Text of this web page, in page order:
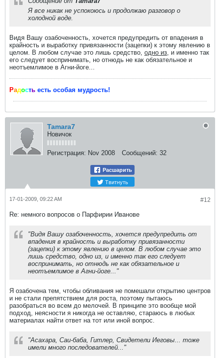
Я все никак не успокоюсь и продолжаю разговор о
холодной воде.
Видя Вашу озабоченность, хочется предупредить от впадения в
крайность и выработку привязанности (зацепки) к этому явлению в
целом. В любом случае это лишь средство, одно из, и именно так
его следует воспринимать, но отнюдь не как обязательное и
неотъемлимое в Агни-йоге...
Радость есть особая мудрость!
Tamara7
Новичок
Регистрация: Nov 2008 Сообщений: 32
Расшарить
Твитнуть
#12
17-01-2009, 09:22 AM
Re: немного вопросов о Парфирии Иванове
"Видя Вашу озабоченность, хочется предупредить от
впадения в крайность и выработку привязанности
(зацепки) к этому явлению в целом. В любом случае это
лишь средство, одно из, и именно так его следует
воспринимать, но отнюдь не как обязательное и
неотъемлимое в Агни-йоге..."
Я озабочена тем, чтобы обливания не помешали открытию центров
и не стали препятствием для роста, поэтому пытаюсь
разобраться во всем до мелочей. В принципе это вообще мой
подход, неясности я никогда не оставляю, стараюсь в любых
материалах найти ответ на тот или иной вопрос.
"Асахара, Саи-баба, Гитлер, Свидетели Иеговы... тоже
имели много последователей..."